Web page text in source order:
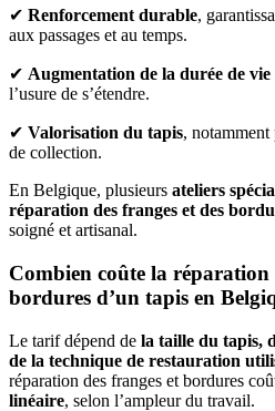
✔ Renforcement durable,
aux passages et au temps.
✔ Augmentation de la durée de
l’usure de s’étendre.
✔ Valorisation du tapis, notamment
de collection.
En Belgique, plusieurs ateliers
réparation des franges et des
soigné et artisanal.
Combien coûte la réparation
bordures d’un tapis en
Le tarif dépend de la taille du tapis,
de la technique de restauration
réparation des franges et bordures
linéaire, selon l’ampleur du travail.